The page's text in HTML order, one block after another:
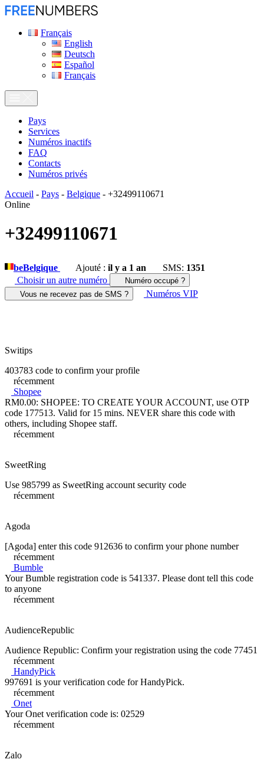
Français
English
Deutsch
Español
Français
Pays
Services
Numéros inactifs
FAQ
Contacts
Numéros privés
Accueil - Pays - Belgique - +32499110671
Online
+32499110671
beBelgique Ajouté : il y a 1 an SMS: 1351
Choisir un autre numéro
Numéro occupé ?
Vous ne recevez pas de SMS ?
Numéros VIP
Switips
403783 code to confirm your profile
récemment
Shopee
RM0.00: SHOPEE: TO CREATE YOUR ACCOUNT, use OTP
code 177513. Valid for 15 mins. NEVER share this code with
others, including Shopee staff.
récemment
SweetRing
Use 985799 as SweetRing account security code
récemment
Agoda
[Agoda] enter this code 912636 to confirm your phone number
récemment
Bumble
Your Bumble registration code is 541337. Please dont tell this code
to anyone
récemment
AudienceRepublic
Audience Republic: Confirm your registration using the code 77451
récemment
HandyPick
997691 is your verification code for HandyPick.
récemment
Onet
Your Onet verification code is: 02529
récemment
Zalo